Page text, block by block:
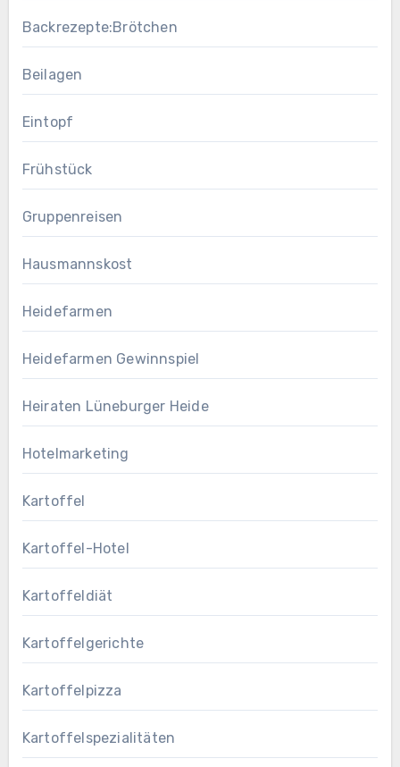
Backrezepte:Brötchen
Beilagen
Eintopf
Frühstück
Gruppenreisen
Hausmannskost
Heidefarmen
Heidefarmen Gewinnspiel
Heiraten Lüneburger Heide
Hotelmarketing
Kartoffel
Kartoffel-Hotel
Kartoffeldiät
Kartoffelgerichte
Kartoffelpizza
Kartoffelspezialitäten